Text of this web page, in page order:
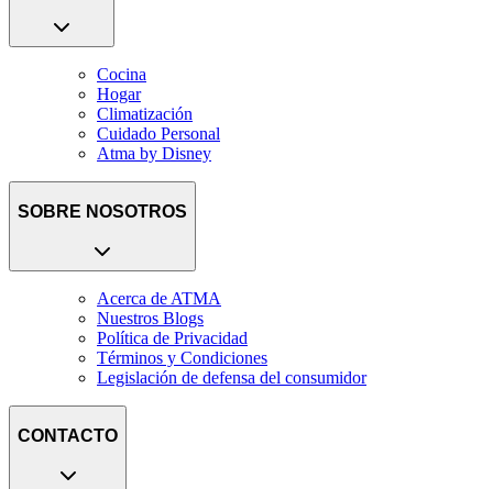
Cocina
Hogar
Climatización
Cuidado Personal
Atma by Disney
SOBRE NOSOTROS
Acerca de ATMA
Nuestros Blogs
Política de Privacidad
Términos y Condiciones
Legislación de defensa del consumidor
CONTACTO